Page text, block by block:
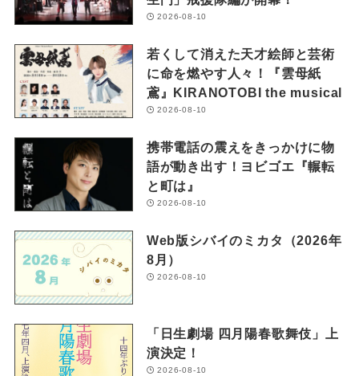
2026-08-10
若くして消えた天才絵師と芸術
に命を燃やす人々！『雲母紙
鳶』KIRANOTOBI the musical
2026-08-10
携帯電話の震えをきっかけに物
語が動き出す！ヨビゴエ『輾転
と町は』
2026-08-10
Web版シバイのミカタ（2026年
8月）
2026-08-10
「日生劇場 四月陽春歌舞伎」上
演決定！
2026-08-10